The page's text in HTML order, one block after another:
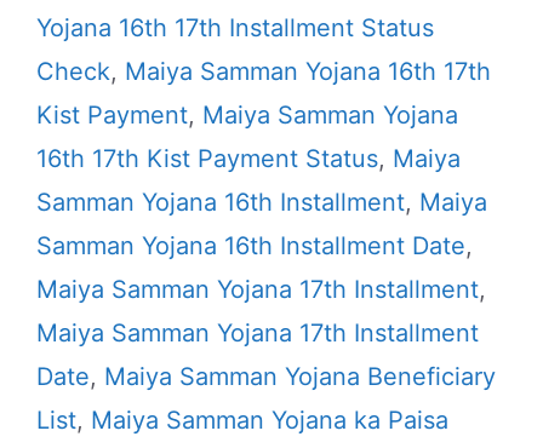
Yojana 16th 17th Installment Status
Check, Maiya Samman Yojana 16th 17th
Kist Payment, Maiya Samman Yojana
16th 17th Kist Payment Status, Maiya
Samman Yojana 16th Installment, Maiya
Samman Yojana 16th Installment Date,
Maiya Samman Yojana 17th Installment,
Maiya Samman Yojana 17th Installment
Date, Maiya Samman Yojana Beneficiary
List, Maiya Samman Yojana ka Paisa